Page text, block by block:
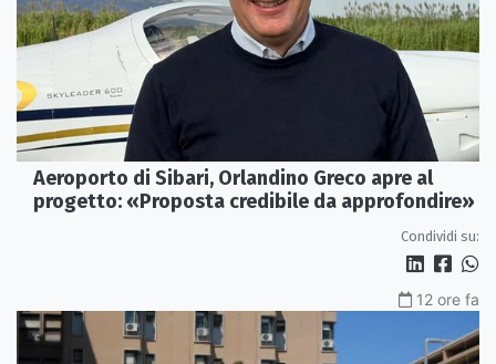
Aeroporto di Sibari, Orlandino Greco apre al
progetto: «Proposta credibile da approfondire»
Condividi su:
12 ore fa